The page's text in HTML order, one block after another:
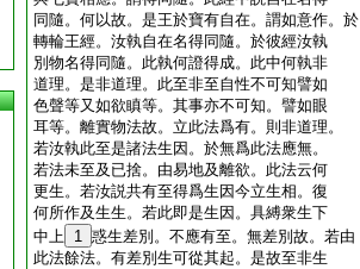
同隨。何以故。是王於寶有自在。謂如意作。於
轉輪王經。汝執自在名得同隨。於彼經汝執
別物名得同隨。此執何證得成。此中何執非
道理。是非道理。此至非至自性不可知譬如
色聲等又如欲瞋等。其事亦不可知。譬如眼
耳等。離實物法故。立此法爲有。則非道理。
若汝執此至是諸法生因。於無爲此法應無。
若法未至及已捨。由易地及離欲。此法云何
更生。若汝説共有至得爲生因今立生相。復
何所作及生生。若此即是生因。具縛衆生下
中上 1 惑生差別。不應有至。無差別故。若由
此法餘法。有差別生可從其起。是故至非生